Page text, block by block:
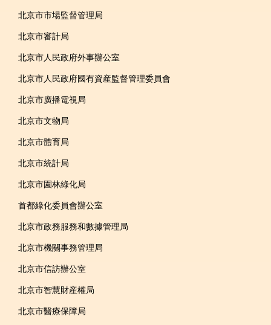
北京市市場監督管理局
北京市審計局
北京市人民政府外事辦公室
北京市人民政府國有資産監督管理委員會
北京市廣播電視局
北京市文物局
北京市體育局
北京市統計局
北京市園林綠化局
首都綠化委員會辦公室
北京市政務服務和數據管理局
北京市機關事務管理局
北京市信訪辦公室
北京市智慧財産權局
北京市醫療保障局